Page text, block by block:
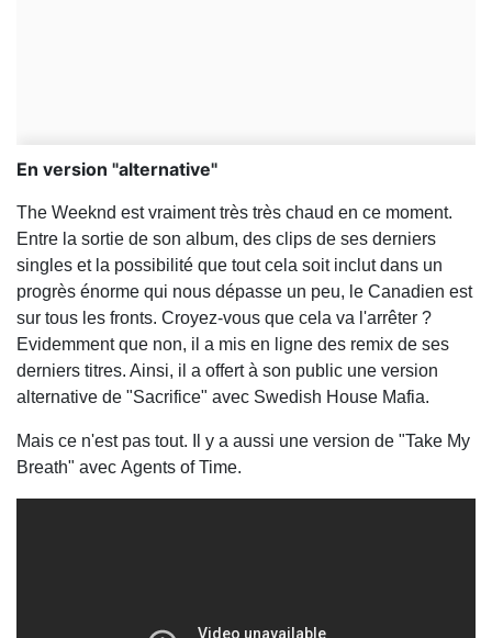
En version "alternative"
The Weeknd est vraiment très très chaud en ce moment.
Entre la sortie de son album, des clips de ses derniers
singles et la possibilité que tout cela soit inclut dans un
progrès énorme qui nous dépasse un peu, le Canadien est
sur tous les fronts. Croyez-vous que cela va l'arrêter ?
Evidemment que non, il a mis en ligne des remix de ses
derniers titres. Ainsi, il a offert à son public une version
alternative de "Sacrifice" avec Swedish House Mafia.
Mais ce n'est pas tout. Il y a aussi une version de "Take My
Breath" avec Agents of Time.